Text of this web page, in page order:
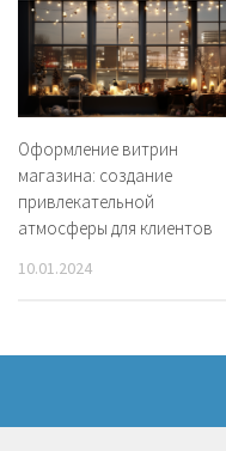
Оформление витрин
магазина: создание
привлекательной
атмосферы для клиентов
10.01.2024